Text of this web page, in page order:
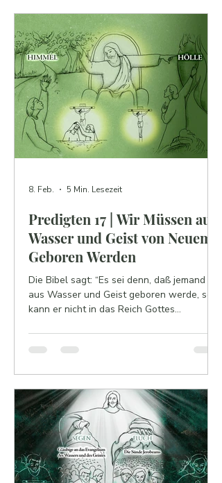
Predigten 17 | Wir Müssen aus
Wasser und Geist von Neuem
Geboren Werden
Die Bibel sagt: “Es sei denn, daß jemand
aus Wasser und Geist geboren werde, so
kann er nicht in das Reich Gottes
Geist von neuem geboren zu werden” ist
der einzige Weg, wie wir in das ewige
8. Feb. 5 Min. Lesezeit